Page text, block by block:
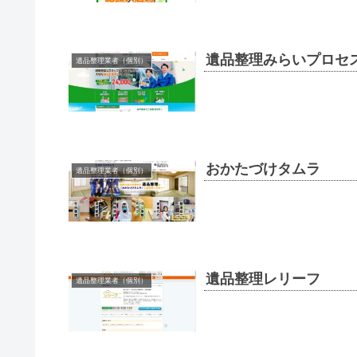
遺品整理業者（個別） 遺品整理みらいプロセ
遺品整理業者（個別） おかたづけタムラ
遺品整理業者（個別） 遺品整理レリーフ